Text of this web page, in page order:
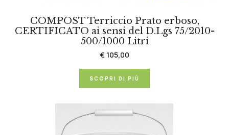
COMPOST Terriccio Prato erboso,
CERTIFICATO ai sensi del D.Lgs 75/2010-
500/1000 Litri
€ 105,00
SCOPRI DI PIÙ